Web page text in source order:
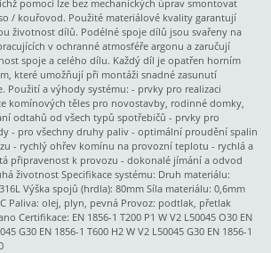
pomocí lze bez mechanických úprav smontovat
/ kouřovod. Použité materiálové kvality garantují
životnost dílů. Podélné spoje dílů jsou svařeny na
v ochranné atmosféře argonu a zaručují
spoje a celého dílu. Každý díl je opatřen horním
které umožňují při montáži snadné zasunutí
Použití a výhody systému: - prvky pro realizaci
komínových těles pro novostavby, rodinné domky,
odtahů od všech typů spotřebičů - prvky pro
- pro všechny druhy paliv - optimální proudění spalin
- rychlý ohřev komínu na provozní teplotu - rychlá a
připravenost k provozu - dokonalé jímání a odvod
životnost Specifikace systému: Druh materiálu:
Výška spojů (hrdla): 80mm Síla materiálu: 0,6mm
Paliva: olej, plyn, pevná Provoz: podtlak, přetlak
Certifikace: EN 1856-1 T200 P1 W V2 L50045 O30 EN
G30 EN 1856-1 T600 H2 W V2 L50045 G30 EN 1856-1